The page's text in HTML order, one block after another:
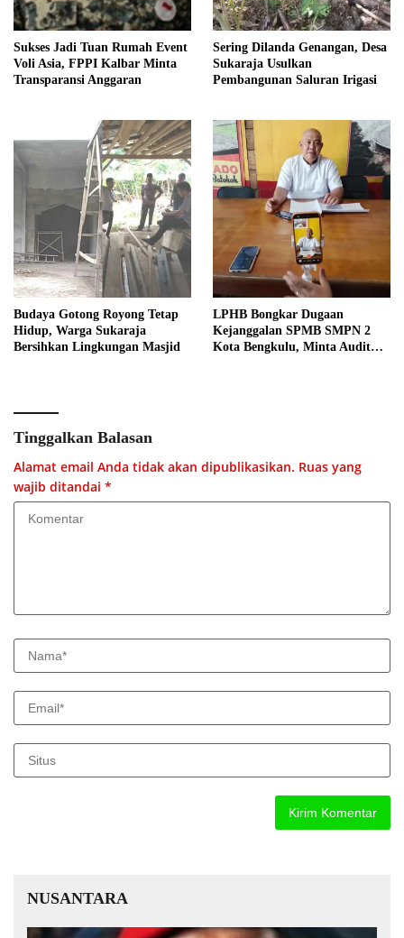
Sukses Jadi Tuan Rumah Event
Voli Asia, FPPI Kalbar Minta
Transparansi Anggaran
Sering Dilanda Genangan, Desa
Sukaraja Usulkan
Pembangunan Saluran Irigasi
Budaya Gotong Royong Tetap
Hidup, Warga Sukaraja
Bersihkan Lingkungan Masjid
LPHB Bongkar Dugaan
Kejanggalan SPMB SMPN 2
Kota Bengkulu, Minta Audit
Tinggalkan Balasan
Alamat email Anda tidak akan dipublikasikan. Ruas yang
wajib ditandai *
NUSANTARA